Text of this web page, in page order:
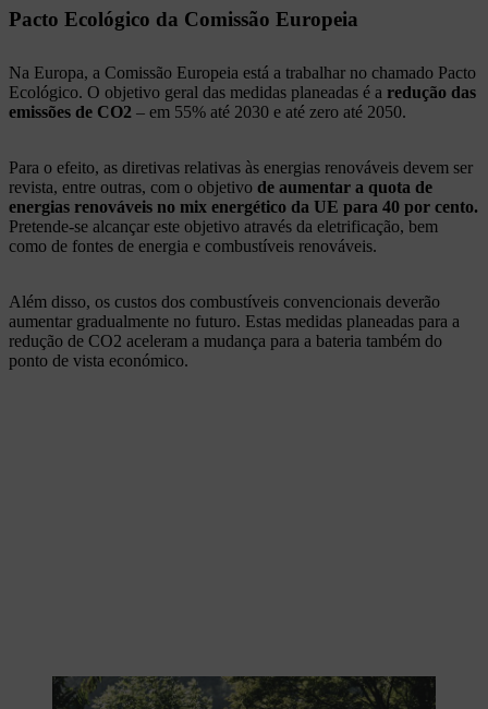
Pacto Ecológico da Comissão Europeia
Na Europa, a Comissão Europeia está a trabalhar no chamado Pacto
Ecológico. O objetivo geral das medidas planeadas é a redução das
emissões de CO2 – em 55% até 2030 e até zero até 2050.
Para o efeito, as diretivas relativas às energias renováveis devem ser
revista, entre outras, com o objetivo de aumentar a quota de
energias renováveis no mix energético da UE para 40 por cento.
Pretende-se alcançar este objetivo através da eletrificação, bem
como de fontes de energia e combustíveis renováveis.
Além disso, os custos dos combustíveis convencionais deverão
aumentar gradualmente no futuro. Estas medidas planeadas para a
redução de CO2 aceleram a mudança para a bateria também do
ponto de vista económico.
Trabalhar com máquinas a bateria reduz as emissões.